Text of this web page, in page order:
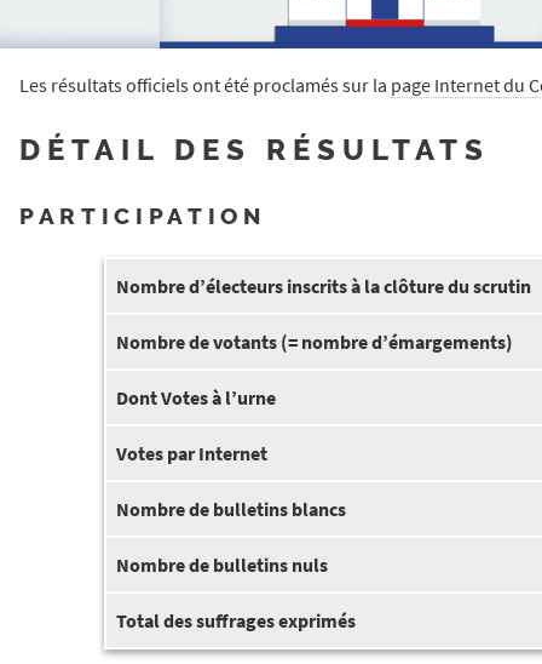
Les résultats officiels ont été proclamés sur la page Internet du
DÉTAIL DES RÉSULTATS
PARTICIPATION
Nombre d’électeurs inscrits à la clôture du scrutin
Nombre de votants (= nombre d’émargements)
Dont Votes à l’urne
Votes par Internet
Nombre de bulletins blancs
Nombre de bulletins nuls
Total des suffrages exprimés